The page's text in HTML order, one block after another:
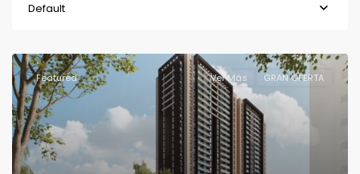
Default
Featured Ver Más GRAN OFERTA